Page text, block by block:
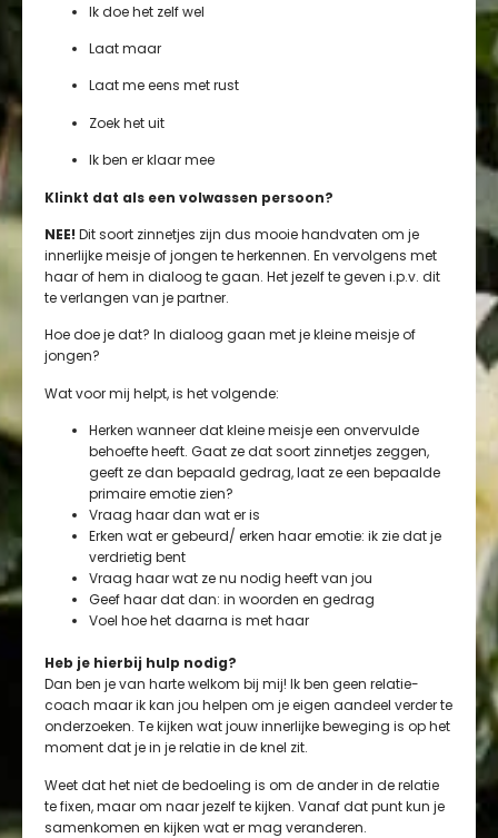
Ik doe het zelf wel
Laat maar
Laat me eens met rust
Zoek het uit
Ik ben er klaar mee
Klinkt dat als een volwassen persoon?
NEE! Dit soort zinnetjes zijn dus mooie handvaten om je
innerlijke meisje of jongen te herkennen. En vervolgens met
haar of hem in dialoog te gaan. Het jezelf te geven i.p.v. dit
te verlangen van je partner.
Hoe doe je dat? In dialoog gaan met je kleine meisje of
jongen?
Wat voor mij helpt, is het volgende:
Herken wanneer dat kleine meisje een onvervulde
behoefte heeft. Gaat ze dat soort zinnetjes zeggen,
geeft ze dan bepaald gedrag, laat ze een bepaalde
primaire emotie zien?
Vraag haar dan wat er is
Erken wat er gebeurd/ erken haar emotie: ik zie dat je
verdrietig bent
Vraag haar wat ze nu nodig heeft van jou
Geef haar dat dan: in woorden en gedrag
Voel hoe het daarna is met haar
Heb je hierbij hulp nodig?
Dan ben je van harte welkom bij mij! Ik ben geen relatie-
coach maar ik kan jou helpen om je eigen aandeel verder te
onderzoeken. Te kijken wat jouw innerlijke beweging is op het
moment dat je in je relatie in de knel zit.
Weet dat het niet de bedoeling is om de ander in de relatie
te fixen, maar om naar jezelf te kijken. Vanaf dat punt kun je
samenkomen en kijken wat er mag veranderen.